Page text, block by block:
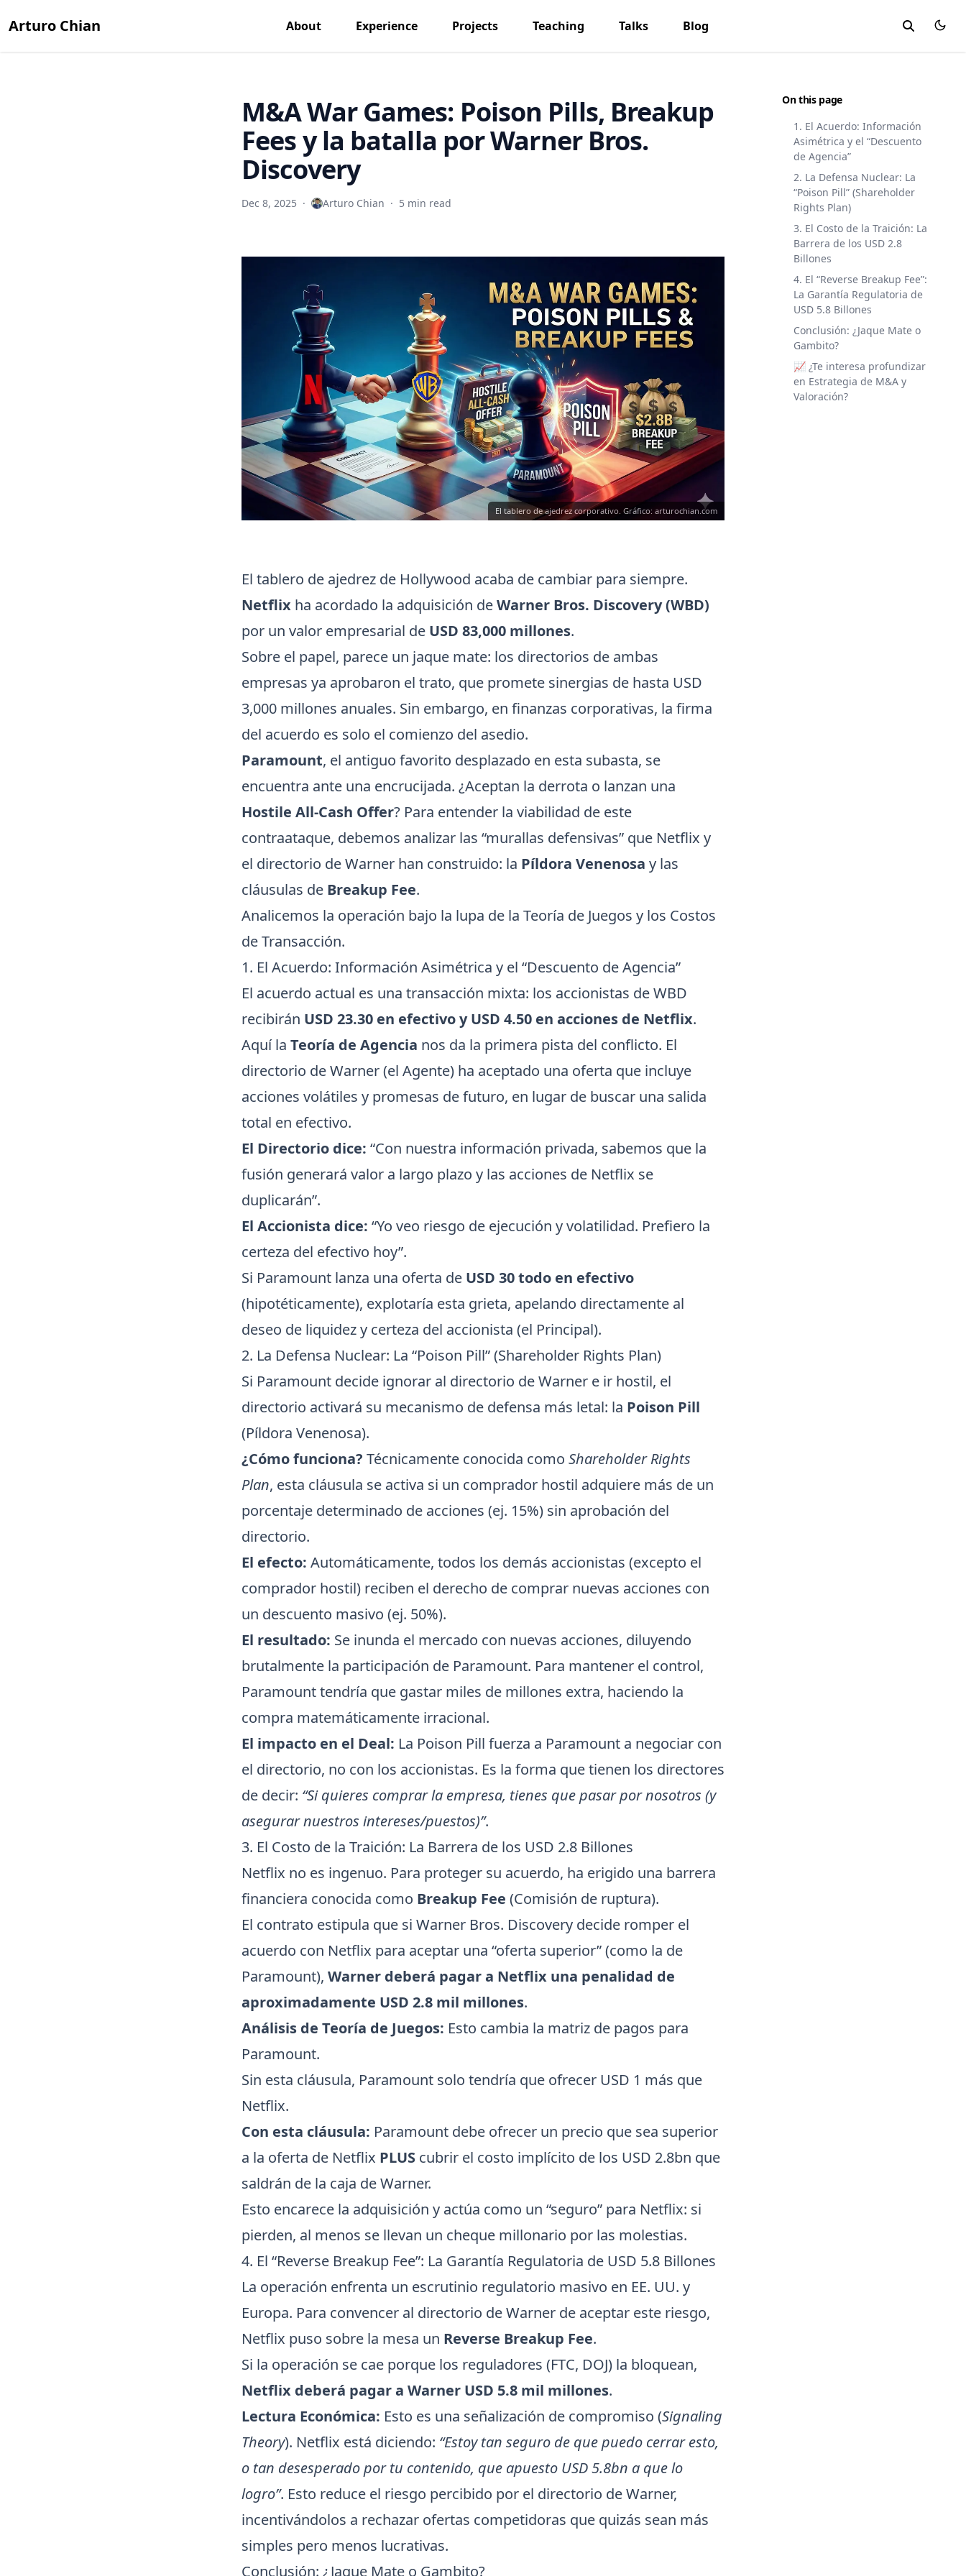
Arturo Chian About Experience Projects Teaching Talks Blog
On this page
1. El Acuerdo: Información
Asimétrica y el “Descuento
de Agencia”
2. La Defensa Nuclear: La
“Poison Pill” (Shareholder
Rights Plan)
3. El Costo de la Traición: La
Barrera de los USD 2.8
Billones
4. El “Reverse Breakup Fee”:
La Garantía Regulatoria de
USD 5.8 Billones
Conclusión: ¿Jaque Mate o
Gambito?
📈 ¿Te interesa profundizar
en Estrategia de M&A y
Valoración?
M&A War Games: Poison Pills, Breakup
Fees y la batalla por Warner Bros.
Discovery
Dec 8, 2025 · Arturo Chian · 5 min read
El tablero de ajedrez corporativo. Gráfico: arturochian.com
El tablero de ajedrez de Hollywood acaba de cambiar para siempre.
Netflix ha acordado la adquisición deWarner Bros. Discovery (WBD)
por un valor empresarial de USD 83,000 millones.
Sobre el papel, parece un jaque mate: los directorios de ambas
empresas ya aprobaron el trato, que promete sinergias de hasta USD
3,000 millones anuales. Sin embargo, en finanzas corporativas, la firma
del acuerdo es solo el comienzo del asedio.
Paramount, el antiguo favorito desplazado en esta subasta, se
encuentra ante una encrucijada. ¿Aceptan la derrota o lanzan una
Hostile All-Cash Offer? Para entender la viabilidad de este
contraataque, debemos analizar las “murallas defensivas” que Netflix y
el directorio de Warner han construido: la Píldora Venenosa y las
cláusulas de Breakup Fee.
Analicemos la operación bajo la lupa de la Teoría de Juegos y los Costos
de Transacción.
1. El Acuerdo: Información Asimétrica y el “Descuento de Agencia”
El acuerdo actual es una transacción mixta: los accionistas de WBD
recibirán USD 23.30 en efectivo y USD 4.50 en acciones de Netflix.
Aquí la Teoría de Agencia nos da la primera pista del conflicto. El
directorio de Warner (el Agente) ha aceptado una oferta que incluye
acciones volátiles y promesas de futuro, en lugar de buscar una salida
total en efectivo.
El Directorio dice: “Con nuestra información privada, sabemos que la
fusión generará valor a largo plazo y las acciones de Netflix se
duplicarán”.
El Accionista dice: “Yo veo riesgo de ejecución y volatilidad. Prefiero la
certeza del efectivo hoy”.
Si Paramount lanza una oferta de USD 30 todo en efectivo
(hipotéticamente), explotaría esta grieta, apelando directamente al
deseo de liquidez y certeza del accionista (el Principal).
2. La Defensa Nuclear: La “Poison Pill” (Shareholder Rights Plan)
Si Paramount decide ignorar al directorio de Warner e ir hostil, el
directorio activará su mecanismo de defensa más letal: la Poison Pill
(Píldora Venenosa).
¿Cómo funciona? Técnicamente conocida como Shareholder Rights
Plan, esta cláusula se activa si un comprador hostil adquiere más de un
porcentaje determinado de acciones (ej. 15%) sin aprobación del
directorio.
El efecto: Automáticamente, todos los demás accionistas (excepto el
comprador hostil) reciben el derecho de comprar nuevas acciones con
un descuento masivo (ej. 50%).
El resultado: Se inunda el mercado con nuevas acciones, diluyendo
brutalmente la participación de Paramount. Para mantener el control,
Paramount tendría que gastar miles de millones extra, haciendo la
compra matemáticamente irracional.
El impacto en el Deal: La Poison Pill fuerza a Paramount a negociar con
el directorio, no con los accionistas. Es la forma que tienen los directores
de decir: “Si quieres comprar la empresa, tienes que pasar por nosotros (y
asegurar nuestros intereses/puestos)”.
3. El Costo de la Traición: La Barrera de los USD 2.8 Billones
Netflix no es ingenuo. Para proteger su acuerdo, ha erigido una barrera
financiera conocida como Breakup Fee (Comisión de ruptura).
El contrato estipula que si Warner Bros. Discovery decide romper el
acuerdo con Netflix para aceptar una “oferta superior” (como la de
Paramount), Warner deberá pagar a Netflix una penalidad de
aproximadamente USD 2.8 mil millones.
Análisis de Teoría de Juegos: Esto cambia la matriz de pagos para
Paramount.
Sin esta cláusula, Paramount solo tendría que ofrecer USD 1 más que
Netflix.
Con esta cláusula: Paramount debe ofrecer un precio que sea superior
a la oferta de Netflix PLUS cubrir el costo implícito de los USD 2.8bn que
saldrán de la caja de Warner.
Esto encarece la adquisición y actúa como un “seguro” para Netflix: si
pierden, al menos se llevan un cheque millonario por las molestias.
4. El “Reverse Breakup Fee”: La Garantía Regulatoria de USD 5.8 Billones
La operación enfrenta un escrutinio regulatorio masivo en EE. UU. y
Europa. Para convencer al directorio de Warner de aceptar este riesgo,
Netflix puso sobre la mesa un Reverse Breakup Fee.
Si la operación se cae porque los reguladores (FTC, DOJ) la bloquean,
Netflix deberá pagar a Warner USD 5.8 mil millones.
Lectura Económica: Esto es una señalización de compromiso (Signaling
Theory). Netflix está diciendo: “Estoy tan seguro de que puedo cerrar esto,
o tan desesperado por tu contenido, que apuesto USD 5.8bn a que lo
logro”. Esto reduce el riesgo percibido por el directorio de Warner,
incentivándolos a rechazar ofertas competidoras que quizás sean más
simples pero menos lucrativas.
Conclusión: ¿Jaque Mate o Gambito?